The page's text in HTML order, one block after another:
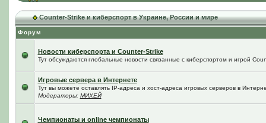
Counter-Strike и киберспорт в Украине, России и мире
Форум
Новости киберспорта и Counter-Strike
Тут обсуждаются глобальные новости связанные с киберспортом и игрой
Игровые сервера в Интернете
Тут вы можете оставлять IP-адреса и хост-адреса игровых серверов в
Модераторы: МИХЕЙ
Чемпионаты и online чемпионаты